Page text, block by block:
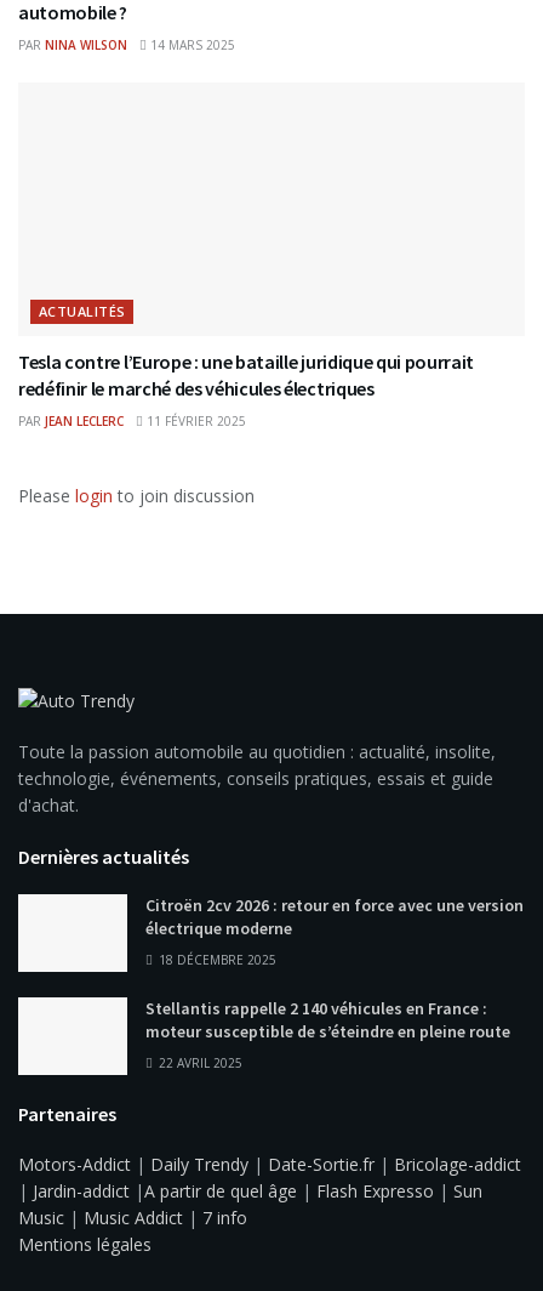
automobile ?
PAR NINA WILSON 14 MARS 2025
ACTUALITÉS
Tesla contre l’Europe : une bataille juridique qui pourrait
redéfinir le marché des véhicules électriques
PAR JEAN LECLERC 11 FÉVRIER 2025
Please login to join discussion
Toute la passion automobile au quotidien : actualité, insolite,
technologie, événements, conseils pratiques, essais et guide
d'achat.
Dernières actualités
Citroën 2cv 2026 : retour en force avec une version
électrique moderne
18 DÉCEMBRE 2025
Stellantis rappelle 2 140 véhicules en France :
moteur susceptible de s’éteindre en pleine route
22 AVRIL 2025
Partenaires
Motors-Addict | Daily Trendy | Date-Sortie.fr | Bricolage-addict
| Jardin-addict |A partir de quel âge | Flash Expresso | Sun
Music | Music Addict | 7 info
Mentions légales